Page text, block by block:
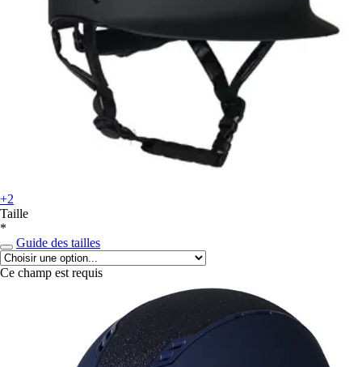
+2
Taille
*
Guide des tailles
Ce champ est requis